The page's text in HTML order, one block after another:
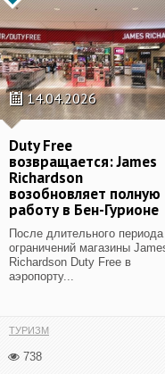
14.04.2026
Duty Free
возвращается: James
Richardson
возобновляет полную
работу в Бен-Гурионе
После длительного периода
ограничений магазины
Richardson Duty Free в
аэропорту...
ТУРИЗМ
738